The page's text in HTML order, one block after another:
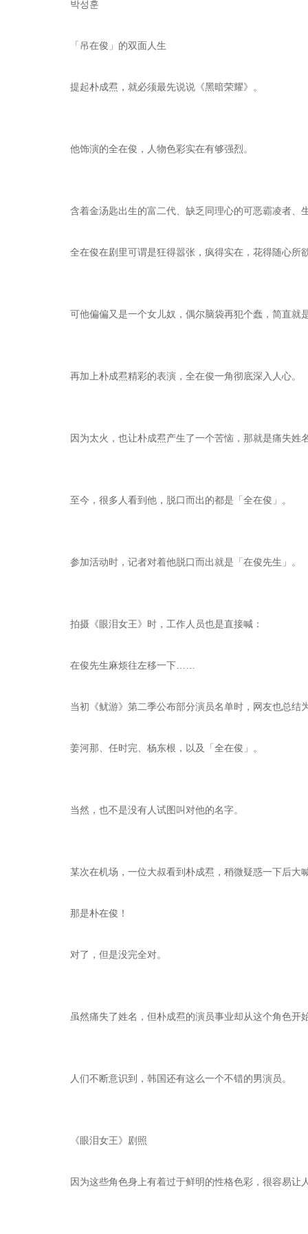
박성훈
「吊在俊」的双面人生
提起朴成焄，就必须最先说说《黑暗荣耀》。
他饰演的全在俊，人物色彩实在有够强烈。
含着金汤匙出生的富二代、缺乏同理心的可恶霸凌者、
全在俊在剧里可谓是狂得嚣张，疯得实在，花得随心所欲
可他偏偏又是一个女儿奴，偶尔脑袋再犯个蠢，简直就
再加上朴成焄精彩的表演，全在俊一角彻底深入人心。
因为太火，也让朴成焄产生了一个苦恼，那就是痛失姓名
至今，很多人看到他，脱口而出的都是「全在俊」。
参加活动时，记者对着他脱口而出就是「在俊先生」。
拍摄《眼泪女王》时，工作人员也是直接喊：
在俊先生麻烦往左移一下……
当初《鱿游》第二季公布部分演员名单时，网友也总结
姜河那、任时完、杨东根，以及「全在俊」。
当然，也不是没有人试图叫对他的名字。
某次在机场，一位大叔看到朴成焄，稍微疑惑一下后大
那是朴在俊！
对了，但是没完全对。
虽然痛失了姓名，但朴成焄的演员事业却从这个角色开
人们不断意识到，韩国还有这么一个不错的男演员。
《眼泪女王》剧照
因为这些角色身上有着过于鲜明的性格色彩，很容易让